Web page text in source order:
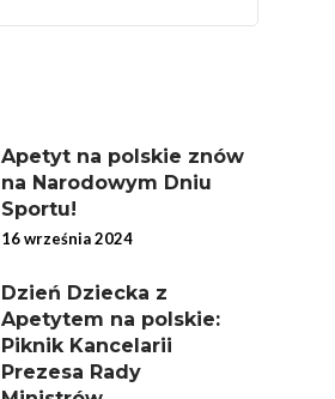
Apetyt na polskie znów
na Narodowym Dniu
Sportu!
16 września 2024
Dzień Dziecka z
Apetytem na polskie:
Piknik Kancelarii
Prezesa Rady